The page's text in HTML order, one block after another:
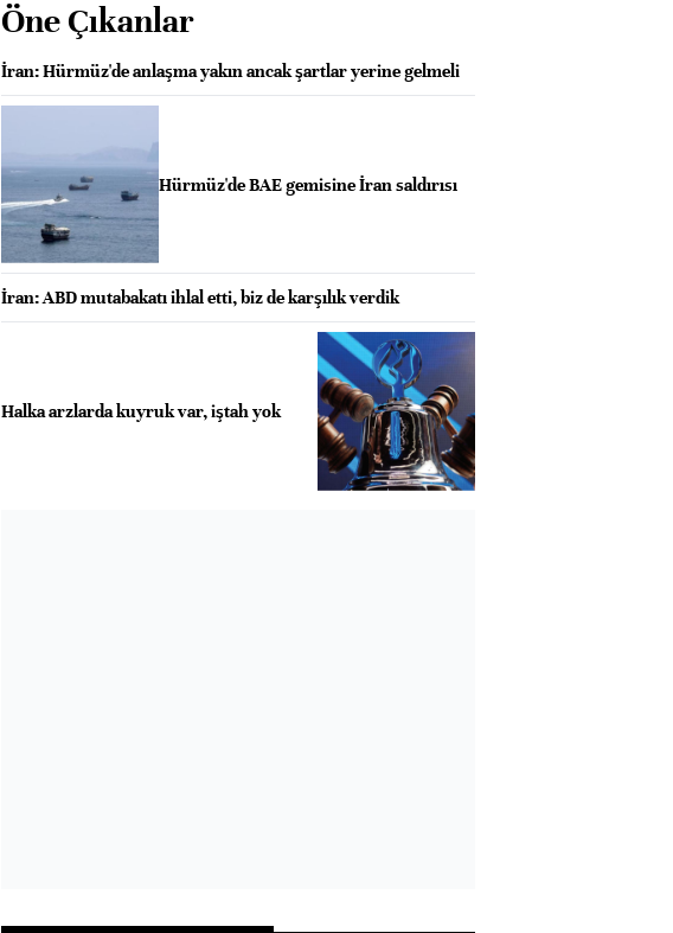
Öne Çıkanlar
İran: Hürmüz'de anlaşma yakın ancak şartlar yerine gelmeli
Hürmüz'de BAE gemisine İran saldırısı
İran: ABD mutabakatı ihlal etti, biz de karşılık verdik
Halka arzlarda kuyruk var, iştah yok